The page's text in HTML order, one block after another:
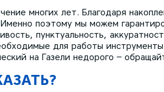
многих лет. Благодаря
поэтому мы можем
пунктуальность,
для работы
на Газели недорого –